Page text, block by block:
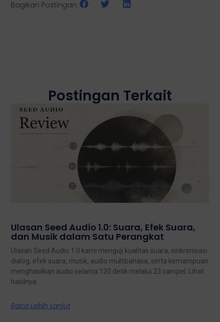
Bagikan Postingan:
Postingan Terkait
Ulasan Seed Audio 1.0: Suara, Efek Suara,
dan Musik dalam Satu Perangkat
Ulasan Seed Audio 1.0 kami menguji kualitas suara, sinkronisasi
dialog, efek suara, musik, audio multibahasa, serta kemampuan
menghasilkan audio selama 120 detik melalui 23 sampel. Lihat
hasilnya.
Baca Lebih Lanjut